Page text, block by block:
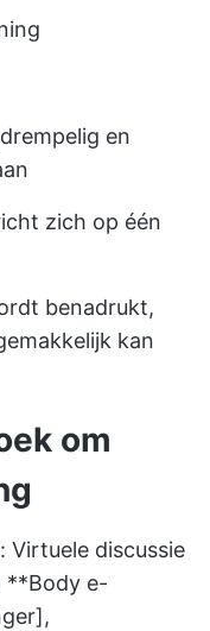
en
zich op één
benadrukt,
kan
om
Virtuele discussie
**Body e-